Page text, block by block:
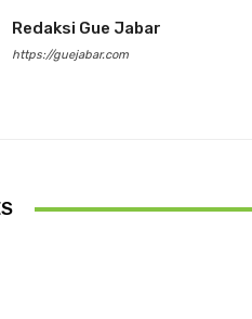
Redaksi Gue Jabar
https://guejabar.com